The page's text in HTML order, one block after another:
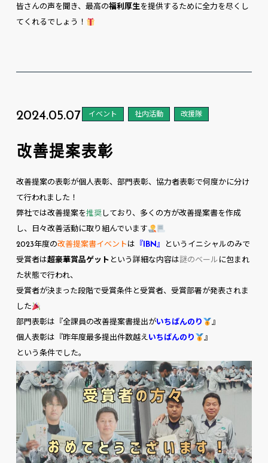
皆さんの声を聞き、最高の福利厚生を提供するために全力を尽くし
てくれるでしょう！
2024.05.07 イベント 社内活動 改援隊
改善提案表彰
改善提案の表彰が個人表彰、部門表彰、協力者表彰で何度かに分け
て行われました！
弊社では改善提案を推奨しており、多くの方が改善提案書を作成
し、日々改善活動に取り組んでいます
2023年度の改善提案書イベントは 『IBN』 というイニシャルのみで
受賞者は超豪華賞品ゲット という詳細な内容は謎のベールに包まれ
た状態で行われ、
受賞者が決まった段階で受賞条件と受賞者、受賞部署が発表されま
した
部門表彰は『全課員の改善提案書提出がいちばんのり
』
個人表彰は『昨年度最多提出件数越えいちばんのり
』
という条件でした。